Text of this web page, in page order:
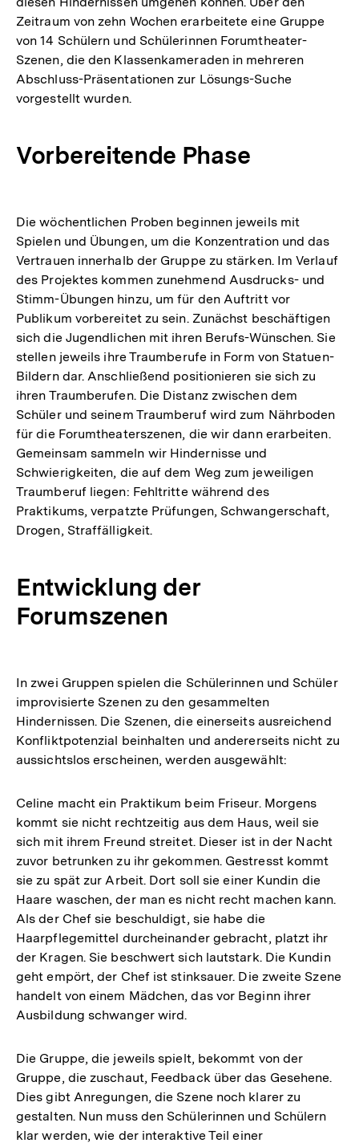
Zeitraum von zehn Wochen erarbeitete eine Gruppe
von 14 Schülern und Schülerinnen Forumtheater-
Szenen, die den Klassenkameraden in mehreren
Abschluss-Präsentationen zur Lösungs-Suche
vorgestellt wurden.
Vorbereitende Phase
Die wöchentlichen Proben beginnen jeweils mit
Spielen und Übungen, um die Konzentration und das
Vertrauen innerhalb der Gruppe zu stärken. Im Verlauf
des Projektes kommen zunehmend Ausdrucks- und
Stimm-Übungen hinzu, um für den Auftritt vor
Publikum vorbereitet zu sein. Zunächst beschäftigen
sich die Jugendlichen mit ihren Berufs-Wünschen. Sie
stellen jeweils ihre Traumberufe in Form von Statuen-
Bildern dar. Anschließend positionieren sie sich zu
ihren Traumberufen. Die Distanz zwischen dem
Schüler und seinem Traumberuf wird zum Nährboden
für die Forumtheaterszenen, die wir dann erarbeiten.
Gemeinsam sammeln wir Hindernisse und
Schwierigkeiten, die auf dem Weg zum jeweiligen
Traumberuf liegen: Fehltritte während des
Praktikums, verpatzte Prüfungen, Schwangerschaft,
Drogen, Straffälligkeit.
Entwicklung der
Forumszenen
In zwei Gruppen spielen die Schülerinnen und Schüler
improvisierte Szenen zu den gesammelten
Hindernissen. Die Szenen, die einerseits ausreichend
Konfliktpotenzial beinhalten und andererseits nicht zu
aussichtslos erscheinen, werden ausgewählt:
Celine macht ein Praktikum beim Friseur. Morgens
kommt sie nicht rechtzeitig aus dem Haus, weil sie
sich mit ihrem Freund streitet. Dieser ist in der Nacht
zuvor betrunken zu ihr gekommen. Gestresst kommt
sie zu spät zur Arbeit. Dort soll sie einer Kundin die
Haare waschen, der man es nicht recht machen kann.
Als der Chef sie beschuldigt, sie habe die
Haarpflegemittel durcheinander gebracht, platzt ihr
der Kragen. Sie beschwert sich lautstark. Die Kundin
geht empört, der Chef ist stinksauer. Die zweite Szene
handelt von einem Mädchen, das vor Beginn ihrer
Ausbildung schwanger wird.
Die Gruppe, die jeweils spielt, bekommt von der
Gruppe, die zuschaut, Feedback über das Gesehene.
Dies gibt Anregungen, die Szene noch klarer zu
gestalten. Nun muss den Schülerinnen und Schülern
klar werden, wie der interaktive Teil einer